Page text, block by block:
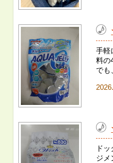
手軽
料の
でも
ド
ジメ